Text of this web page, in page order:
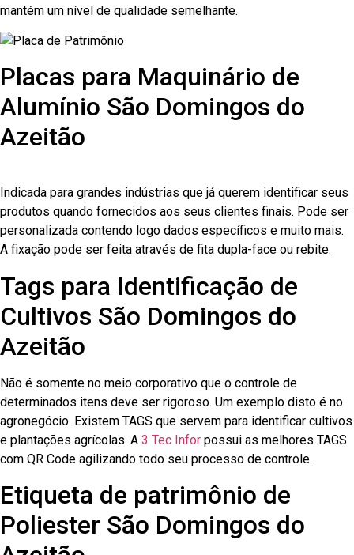
mantém um nível de qualidade semelhante.
Placas para Maquinário de
Alumínio São Domingos do
Azeitão
Indicada para grandes indústrias que já querem identificar seus
produtos quando fornecidos aos seus clientes finais. Pode ser
personalizada contendo logo dados específicos e muito mais.
A fixação pode ser feita através de fita dupla-face ou rebite.
Tags para Identificação de
Cultivos São Domingos do
Azeitão
Não é somente no meio corporativo que o controle de
determinados itens deve ser rigoroso. Um exemplo disto é no
agronegócio. Existem TAGS que servem para identificar cultivos
e plantações agrícolas. A 3 Tec Infor possui as melhores TAGS
com QR Code agilizando todo seu processo de controle.
Etiqueta de patrimônio de
Poliester São Domingos do